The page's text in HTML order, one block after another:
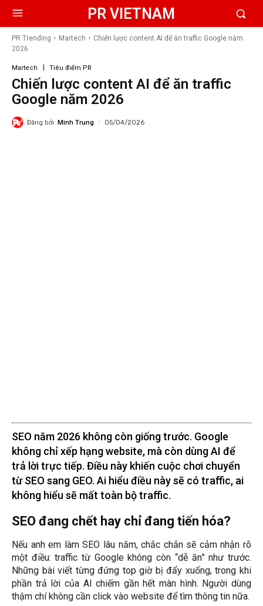
PR VIETNAM
PR Trending Martech
Chiến lược content AI để ăn traffic Google năm
2026
Martech Tiêu điểm PR
Chiến lược content AI để ăn traffic
Google năm 2026
Đăng bởi Minh Trung 05/04/2026
SEO năm 2026 không còn giống trước. Google
không chỉ xếp hạng website, mà còn dùng AI để
trả lời trực tiếp. Điều này khiến cuộc chơi chuyển
từ SEO sang GEO. Ai hiểu điều này sẽ có traffic, ai
không hiểu sẽ mất toàn bộ traffic.
SEO đang chết hay chỉ đang tiến hóa?
Nếu anh em làm SEO lâu năm, chắc chắn sẽ cảm nhận rõ
một điều: traffic từ Google không còn “dễ ăn” như trước.
Những bài viết từng đứng top giờ bị đẩy xuống, trong khi
phần trả lời của AI chiếm gần hết màn hình. Người dùng
thậm chí không cần click vào website để tìm thông tin nữa.